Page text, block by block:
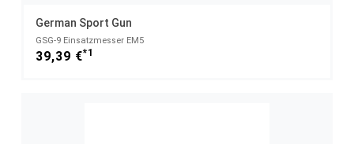
German Sport Gun
GSG-9 Einsatzmesser EM5
39,39 €*1